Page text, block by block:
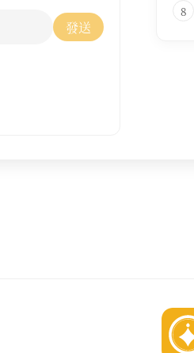
發送
8